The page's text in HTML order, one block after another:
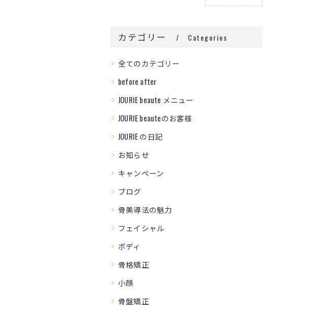
カテゴリー Categories
全てのカテゴリー
before after
JOURIE beaute メニュー
JOURIE beauteのお客様
JOURIE の日記
お知らせ
キャンペーン
ブログ
骨美導法の魅力
フェイシャル
ボディ
骨格矯正
小顔
骨盤矯正